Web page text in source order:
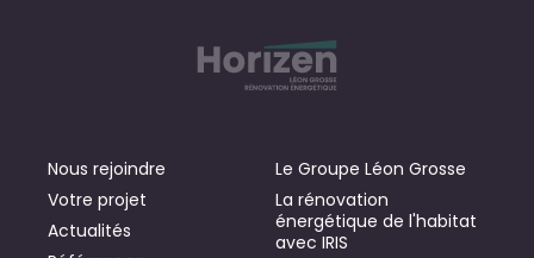
Nous rejoindre
Votre projet
Actualités
Le Groupe Léon Grosse
La rénovation
énergétique de l'habitat
avec IRIS